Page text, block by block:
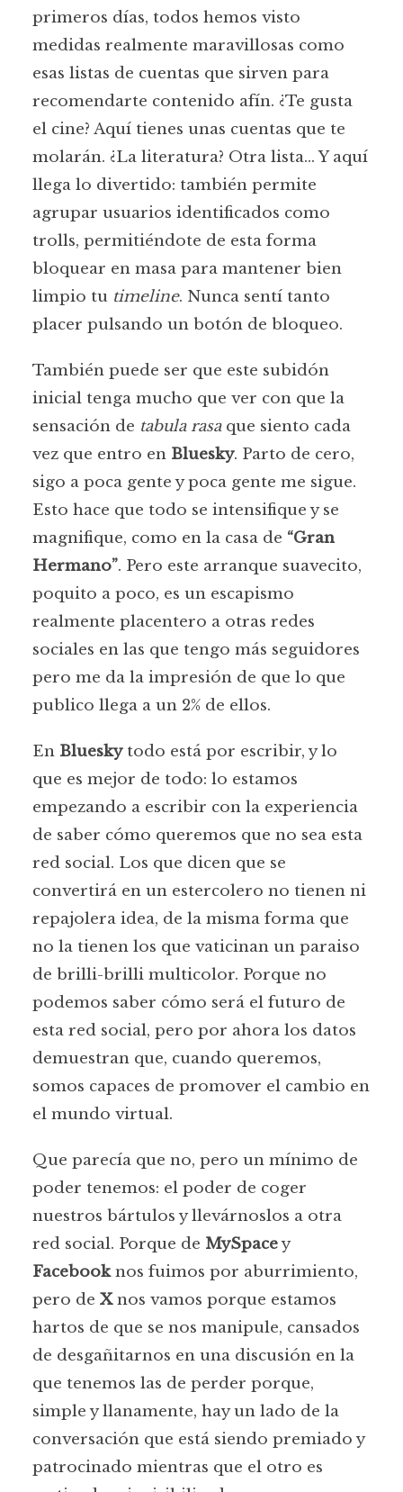
primeros días, todos hemos visto
medidas realmente maravillosas como
esas listas de cuentas que sirven para
recomendarte contenido afín. ¿Te gusta
el cine? Aquí tienes unas cuentas que te
molarán. ¿La literatura? Otra lista… Y aquí
llega lo divertido: también permite
agrupar usuarios identificados como
trolls, permitiéndote de esta forma
bloquear en masa para mantener bien
limpio tu timeline. Nunca sentí tanto
placer pulsando un botón de bloqueo.
También puede ser que este subidón
inicial tenga mucho que ver con que la
sensación de tabula rasaque siento cada
vez que entro en Bluesky. Parto de cero,
sigo a poca gente y poca gente me sigue.
Esto hace que todo se intensifique y se
magnifique, como en la casa de “Gran
Hermano”. Pero este arranque suavecito,
poquito a poco, es un escapismo
realmente placentero a otras redes
sociales en las que tengo más seguidores
pero me da la impresión de que lo que
publico llega a un 2% de ellos.
En Blueskytodo está por escribir, y lo
que es mejor de todo: lo estamos
empezando a escribir con la experiencia
de saber cómo queremos que no sea esta
red social. Los que dicen que se
convertirá en un estercolero no tienen ni
repajolera idea, de la misma forma que
no la tienen los que vaticinan un paraiso
de brilli-brilli multicolor. Porque no
podemos saber cómo será el futuro de
esta red social, pero por ahora los datos
demuestran que, cuando queremos,
somos capaces de promover el cambio en
el mundo virtual.
Que parecía que no, pero un mínimo de
poder tenemos: el poder de coger
nuestros bártulos y llevárnoslos a otra
red social. Porque de MySpacey
Facebooknos fuimos por aburrimiento,
pero de Xnos vamos porque estamos
hartos de que se nos manipule, cansados
de desgañitarnos en una discusión en la
que tenemos las de perder porque,
simple y llanamente, hay un lado de la
conversación que está siendo premiado y
patrocinado mientras que el otro es